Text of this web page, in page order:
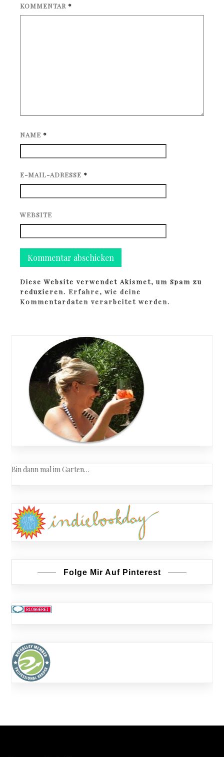
KOMMENTAR *
NAME *
E-MAIL-ADRESSE *
WEBSITE
Diese Website verwendet Akismet, um Spam zu
reduzieren.Erfahre, wie deine
Kommentardaten verarbeitet werden.
Bin dann mal im Garten…
Folge Mir Auf Pinterest